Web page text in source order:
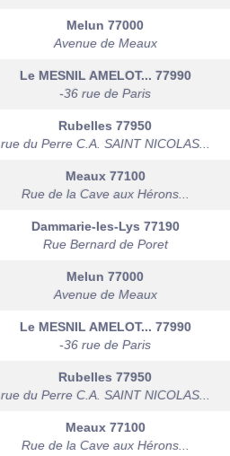
Melun 77000
Avenue de Meaux
Le MESNIL AMELOT... 77990
-36 rue de Paris
Rubelles 77950
rue du Perre C.A. SAINT NICOLAS...
Meaux 77100
Rue de la Cave aux Hérons...
Dammarie-les-Lys 77190
Rue Bernard de Poret
Melun 77000
Avenue de Meaux
Le MESNIL AMELOT... 77990
-36 rue de Paris
Rubelles 77950
rue du Perre C.A. SAINT NICOLAS...
Meaux 77100
Rue de la Cave aux Hérons...